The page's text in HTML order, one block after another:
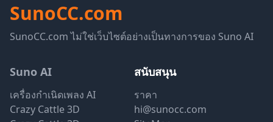
SunoCC.com
SunoCC.com ไม่ใช่เว็บไซต์อย่างเป็นทางการของ Suno AI
Suno AI
เครื่องกำเนิดเพลง AI
Crazy Cattle 3D
สนับสนุน
ราคา
hi@sunocc.com